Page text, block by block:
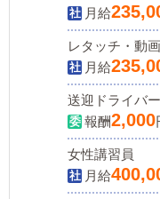
月給
レタッチ・動
月給
送迎ドライバー
報酬2,000
女性講習員
月給